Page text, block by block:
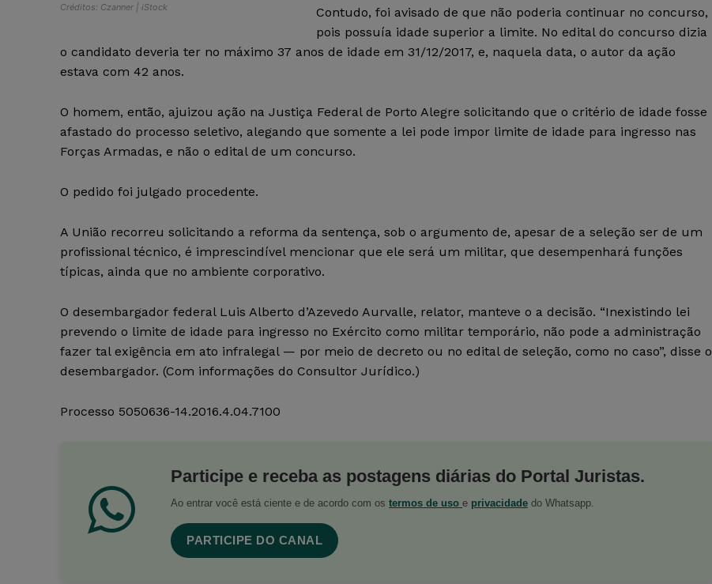
Créditos: Czanner | iStock
Contudo, foi avisado de que não poderia continuar no concurso,
pois possuía idade superior a limite. No edital do concurso dizia
o candidato deveria ter no máximo 37 anos de idade em 31/12/2017, e, naquela data, o autor da ação
estava com 42 anos.
O homem, então, ajuizou ação na Justiça Federal de Porto Alegre solicitando que o critério de idade fosse
afastado do processo seletivo, alegando que somente a lei pode impor limite de idade para ingresso nas
Forças Armadas, e não o edital de um concurso.
O pedido foi julgado procedente.
A União recorreu solicitando a reforma da sentença, sob o argumento de, apesar de a seleção ser de um
profissional técnico, é imprescindível mencionar que ele será um militar, que desempenhará funções
típicas, ainda que no ambiente corporativo.
O desembargador federal Luis Alberto d’Azevedo Aurvalle, relator, manteve o a decisão. “Inexistindo lei
prevendo o limite de idade para ingresso no Exército como militar temporário, não pode a administração
fazer tal exigência em ato infralegal — por meio de decreto ou no edital de seleção, como no caso”, disse o
desembargador. (Com informações do Consultor Jurídico.)
Processo 5050636-14.2016.4.04.7100
Participe e receba as postagens diárias do Portal Juristas.
Ao entrar você está ciente e de acordo com os termos de uso e privacidade do Whatsapp.
PARTICIPE DO CANAL